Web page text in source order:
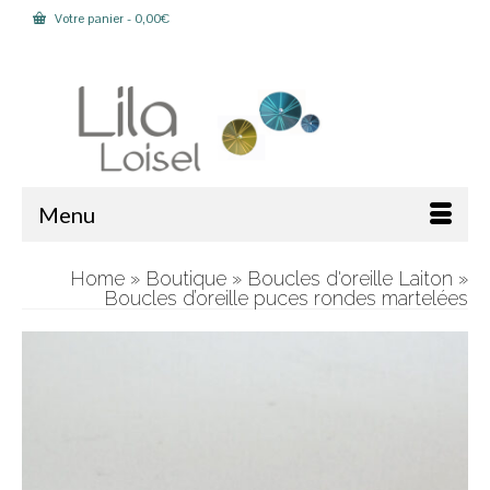
Votre panier- 0,00€
Menu
Home » Boutique » Boucles d'oreille Laiton »
Boucles d’oreille puces rondes martelées